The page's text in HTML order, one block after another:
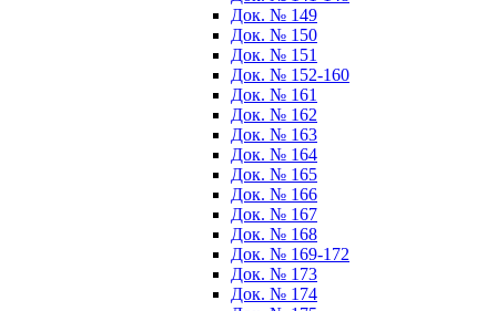
Док. № 149
Док. № 150
Док. № 151
Док. № 152-160
Док. № 161
Док. № 162
Док. № 163
Док. № 164
Док. № 165
Док. № 166
Док. № 167
Док. № 168
Док. № 169-172
Док. № 173
Док. № 174